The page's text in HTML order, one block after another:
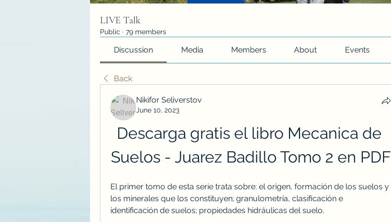
LIVE Talk
Public · 79 members
Discussion Media Members About Events
Back
Nikifor Seliverstov
June 10, 2023
Descarga gratis el libro Mecanica de
Suelos - Juarez Badillo Tomo 2 en PDF
El primer tomo de esta serie trata sobre: el origen, formación de los suelos y
los minerales que los constituyen; granulometría, clasificación e
identificación de suelos; propiedades hidráulicas del suelo.